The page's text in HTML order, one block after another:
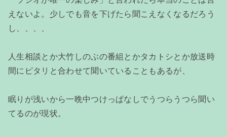
えないよ。少しでも音を下げたら聞こえなくなるだろう
し、、、、
人生相談とか大竹しのぶの番組とかタカトシとか放送時
間にピタリと合わせて聞いていることもあるが、
眠りが浅いから一晩中つけっぱなしでうつらうつら聞い
てるのが現状。